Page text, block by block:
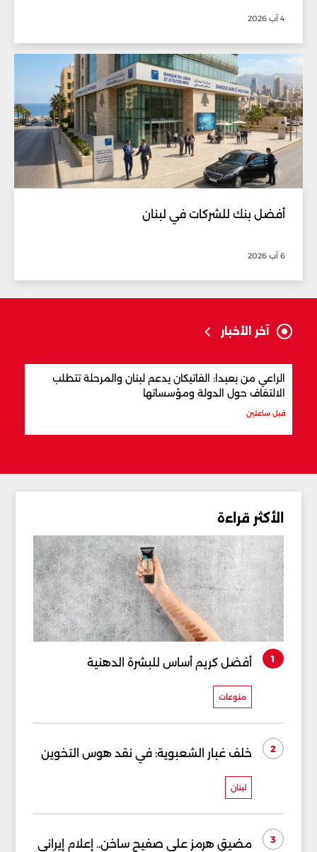
4 آب 2026
أفضل بنك للشركات في لبنان
6 آب 2026
آخر الأخبار
الراعي من بعبدا: الفاتيكان يدعم لبنان والمرحلة تتطلب
الالتفاف حول الدولة ومؤسساتها
قبل ساعتين
الأكثر قراءة
1 أفضل كريم أساس للبشرة الدهنية
منوعات
2 خلف غبار الشعبوية: في نقد هوس التخوين
لبنان
3
مضيق هرمز على صفيح ساخن.. إعلام إيراني